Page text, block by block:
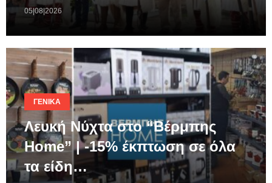
05|08|2026
ΓΕΝΙΚΆ
Λευκή Νύχτα στο “Βέρμπης
Home” | -15% έκπτωση σε όλα
τα είδη…